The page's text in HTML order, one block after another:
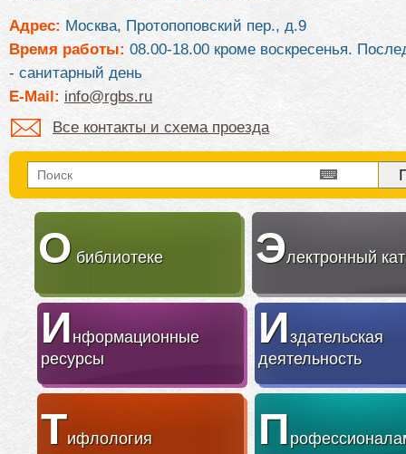
Адрес: Москва, Протопоповский пер., д.9
Время работы: 08.00-18.00 кроме воскресенья.
- санитарный день
E-Mail: info@rgbs.ru
Все контакты и схема проезда
О библиотеке Электронный
Информационные
ресурсы
Издательская
деятельность
Тифлология П